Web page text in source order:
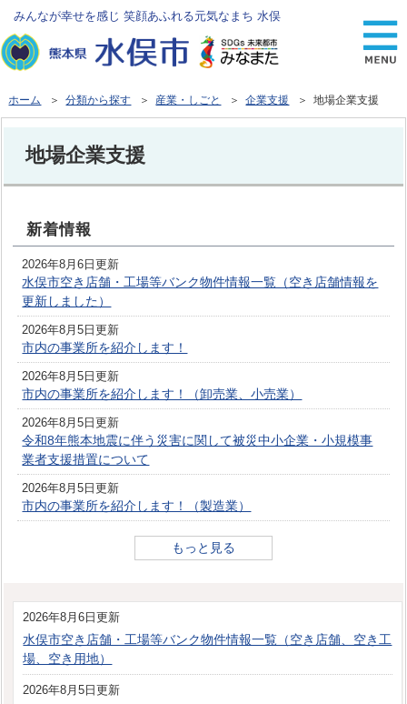
みんなが幸せを感じ 笑顔あふれる元気なまち 水俣
ホーム ＞分類から探す ＞ 産業・しごと ＞企業支援 ＞ 地場企業支援
地場企業支援
新着情報
2026年8月6日更新
水俣市空き店舗・工場等バンク物件情報一覧（空き店舗情報を
更新しました）
2026年8月5日更新
市内の事業所を紹介します！
2026年8月5日更新
市内の事業所を紹介します！（卸売業、小売業）
2026年8月5日更新
令和8年熊本地震に伴う災害に関して被災中小企業・小規模事
業者支援措置について
2026年8月5日更新
市内の事業所を紹介します！（製造業）
もっと見る
2026年8月6日更新
水俣市空き店舗・工場等バンク物件情報一覧（空き店舗、空き工
場、空き用地）
2026年8月5日更新